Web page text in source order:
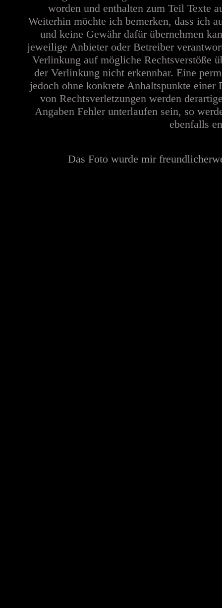
worden und enthalten zum Teil Texte
Weiterhin möchte ich bemerken, dass ich
und keine Gewähr dafür übernehmen
jeweilige Anbieter oder Betreiber
Verlinkung auf mögliche Rechtsverstöße
der Verlinkung nicht erkennbar. Eine
jedoch ohne konkrete Anhaltspunkte
von Rechtsverletzungen werden
Angaben Fehler unterlaufen sein, so
ebenfalls
Das Foto wurde mir